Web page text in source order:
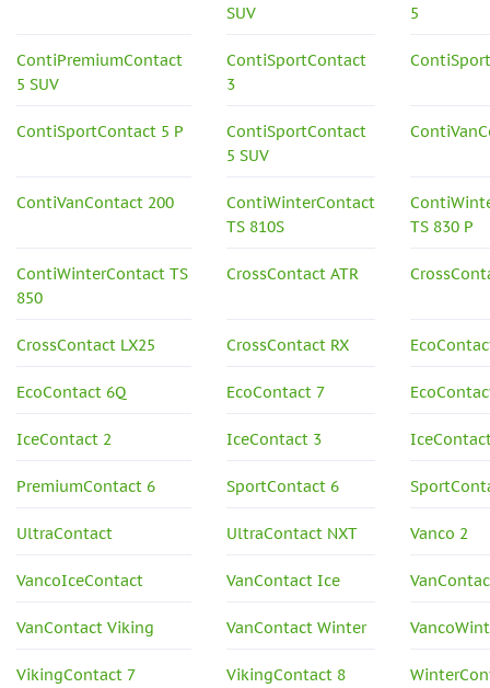
SUV
5
ContiPremiumContact
5 SUV
ContiSportContact
3
ContiSportContact 5 P
ContiSportContact
5 SUV
ContiVanContact 200
ContiWinterContact
TS 810S
TS 830 P
ContiWinterContact TS
850
CrossContact ATR
CrossContact LX25 CrossContact RX
EcoContact 6Q EcoContact 7
IceContact 2 IceContact 3
PremiumContact 6 SportContact 6
UltraContact UltraContact NXT Vanco 2
VancoIceContact VanContact Ice
VanContact Viking VanContact Winter
VikingContact 7 VikingContact 8